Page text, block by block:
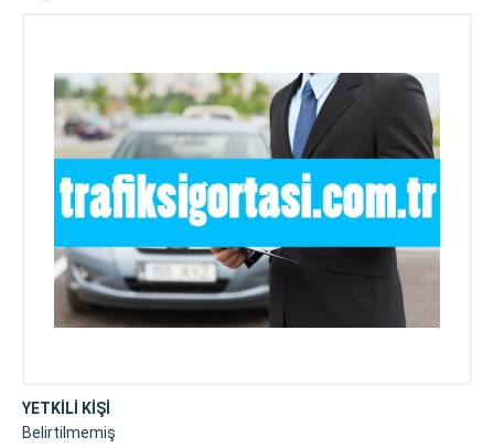
YETKİLİ KİŞİ
Belirtilmemiş